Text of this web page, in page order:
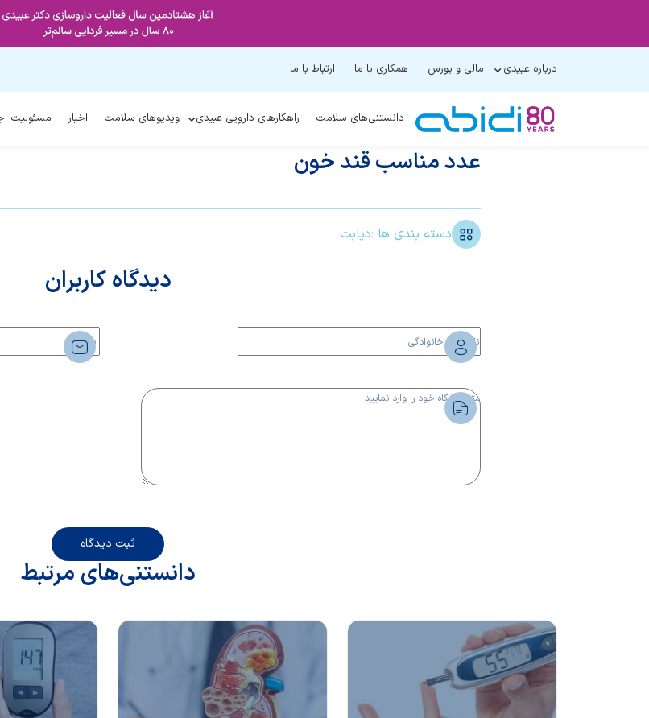
درباره عبیدی مالی و بورس همکاری با ما ارتباط با ما
دانستنی‌های سلامت راهکارهای دارویی عبیدی ویدیوهای سلامت اخبار مسئولیت
عدد مناسب قند خون
دسته بندی ها :دیابت
دیدگاه کاربران
ثبت دیدگاه
دانستنی‌های مرتبط